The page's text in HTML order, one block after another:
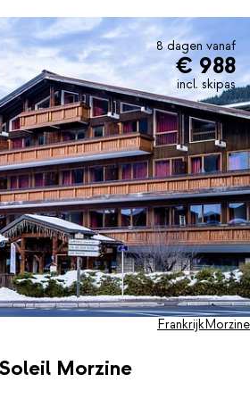
8 dagen vanaf
€ 988
incl. skipas
Morzine
FrankrijkMorzine